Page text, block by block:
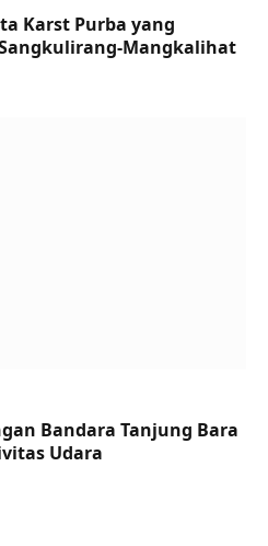
Karst Purba yang
Mangkalihat
Bandara Tanjung Bara
Udara